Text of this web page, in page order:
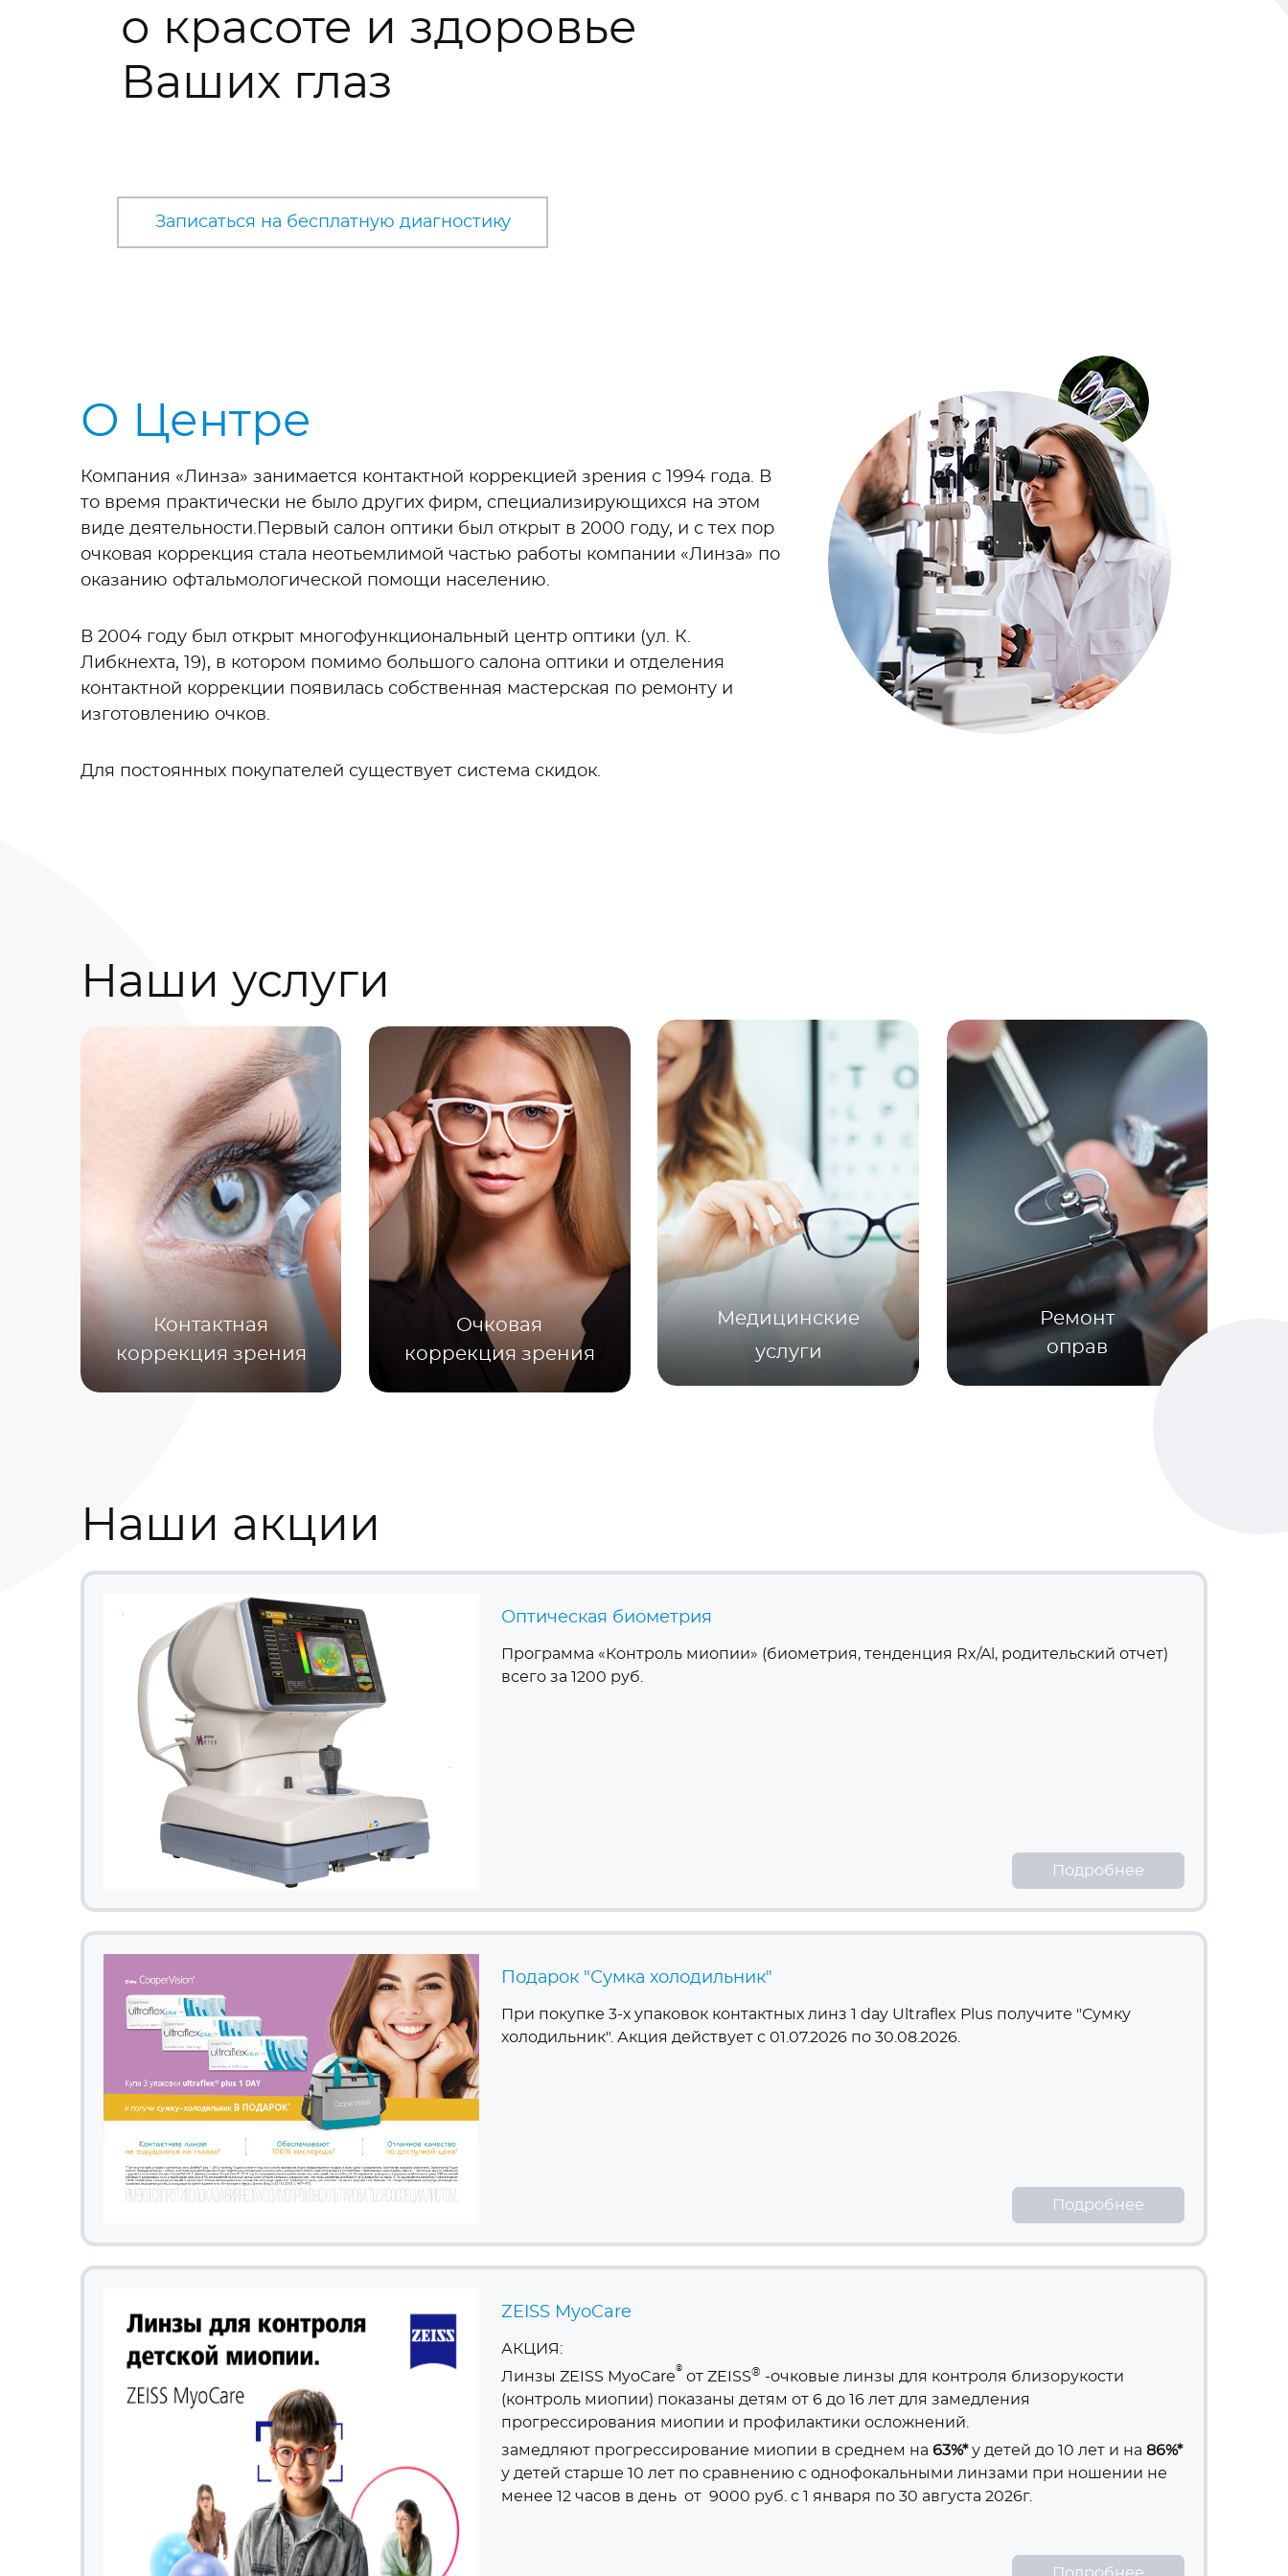
о красоте и здоровье
Ваших глаз
Записаться на бесплатную диагностику
О Центре
Компания «Линза» занимается контактной коррекцией зрения с 1994 года. В
то время практически не было других фирм, специализирующихся на этом
виде деятельности.Первый салон оптики был открыт в 2000 году, и с тех пор
очковая коррекция стала неотьемлимой частью работы компании «Линза» по
оказанию офтальмологической помощи населению.
В 2004 году был открыт многофункциональный центр оптики (ул. К.
Либкнехта, 19), в котором помимо большого салона оптики и отделения
контактной коррекции появилась собственная мастерская по ремонту и
изготовлению очков.
Для постоянных покупателей существует система скидок.
Контактная
коррекция зрения
Наши услуги
Ремонт
оправ
Медицинские
услуги
Очковая
коррекция зрения
Наши акции
Оптическая биометрия
Программа «Контроль миопии» (биометрия, тенденция Rx/Al, родительский отчет)
всего за 1200 руб.
Подробнее
Подарок "Сумка холодильник"
При покупке 3-х упаковок контактных линз 1 day Ultraflex Plus получите "Сумку
холодильник". Акция действует с 01.07.2026 по 30.08.2026.
Подробнее
ZEISS MyoCare
АКЦИЯ:
Линзы ZEISS MyoCare® от ZEISS® -очковые линзы для контроля близорукости
(контроль миопии) показаны детям от 6 до 16 лет для замедления
прогрессирования миопии и профилактики осложнений.
замедляют прогрессирование миопии в среднем на 63%*у детей до 10 лет и на 86%*
у детей старше 10 лет по сравнению с однофокальными линзами при ношении не
менее 12 часов в день от 9000 руб. с 1 января по 30 августа 2026г.
Подробнее